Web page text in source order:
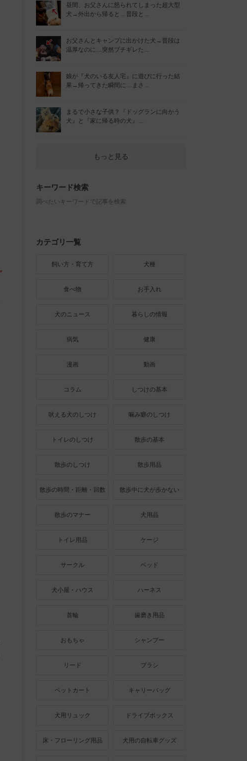
昼間、お父さんに怒られてしまった超大型
犬→外出から帰ると…普段と…
お父さんとキャンプに出かけた犬→普段は
温厚なのに…突然ブチギレた…
娘が『犬のいる友人宅』に遊びに行った結
果→帰ってきた瞬間に…まさ…
まるで小さな子供？『ドッグランに向かう
犬』と『家に帰る時の犬』…
もっと見る
キーワード検索
調べたいキーワードで記事を検索
カテゴリ一覧
飼い方・育て方 犬種
食べ物 お手入れ
犬のニュース 暮らしの情報
病気 健康
漫画 動画
コラム しつけの基本
吠える犬のしつけ 噛み癖のしつけ
トイレのしつけ 散歩の基本
散歩のしつけ 散歩用品
散歩の時間・距離・回数 散歩中に犬が歩かない
散歩のマナー 犬用品
トイレ用品 ケージ
サークル ベッド
犬小屋・ハウス ハーネス
首輪 歯磨き用品
おもちゃ シャンプー
リード ブラシ
ペットカート キャリーバッグ
犬用リュック ドライブボックス
床・フローリング用品 犬用の自転車グッズ